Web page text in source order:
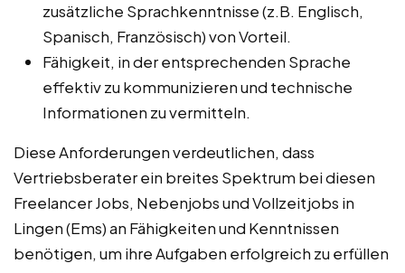
zusätzliche Sprachkenntnisse (z.B. Englisch,
Spanisch, Französisch) von Vorteil.
Fähigkeit, in der entsprechenden Sprache
effektiv zu kommunizieren und technische
Informationen zu vermitteln.
Diese Anforderungen verdeutlichen, dass
Vertriebsberater ein breites Spektrum bei diesen
Freelancer Jobs, Nebenjobs und Vollzeitjobs in
Lingen (Ems) an Fähigkeiten und Kenntnissen
benötigen, um ihre Aufgaben erfolgreich zu erfüllen